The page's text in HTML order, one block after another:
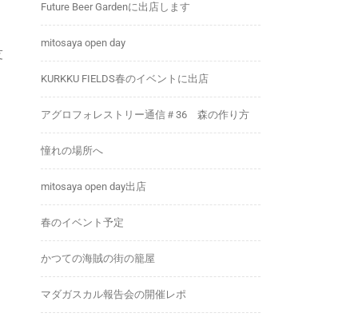
Future Beer Gardenに出店します
mitosaya open day
KURKKU FIELDS春のイベントに出店
アグロフォレストリー通信＃36 森の作り方
憧れの場所へ
mitosaya open day出店
春のイベント予定
かつての海賊の街の籠屋
マダガスカル報告会の開催レポ